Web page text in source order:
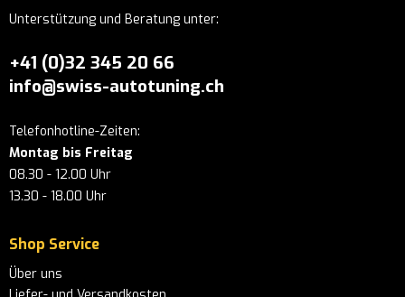
Unterstützung und Beratung unter:
+41 (0)32 345 20 66
info@swiss-autotuning.ch
Telefonhotline-Zeiten:
Montag bis Freitag
08.30 - 12.00 Uhr
13.30 - 18.00 Uhr
Shop Service
Über uns